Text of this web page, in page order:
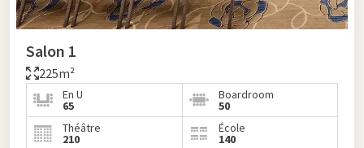
Salon 1
225m²
En U
65
Boardroom
50
Théâtre
210
École
140